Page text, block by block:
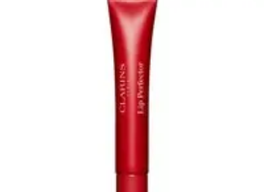
AlojamientoEstilo de Vida